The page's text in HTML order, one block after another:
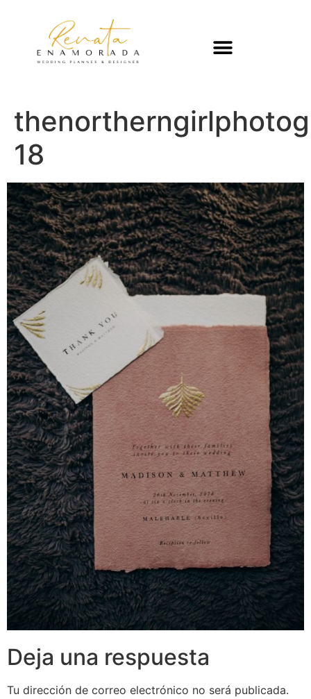
18
Deja una respuesta
Tu dirección de correo electrónico no será publicada.